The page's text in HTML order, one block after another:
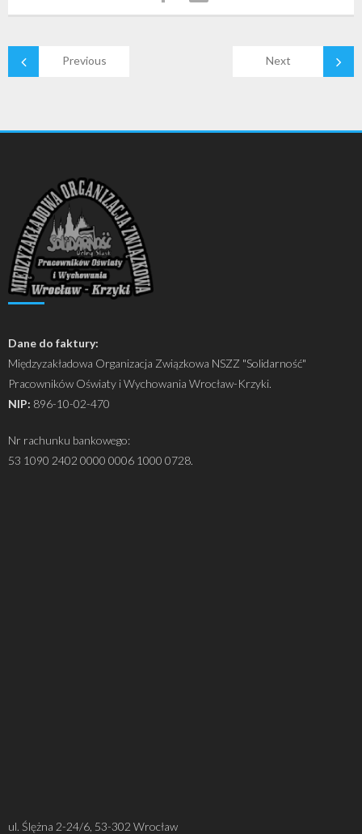
Previous Next
Dane do faktury:
Międzyzakładowa Organizacja Związkowa NSZZ "Solidarność"
Pracowników Oświaty i Wychowania Wrocław-Krzyki.
NIP: 896-10-02-470
Nr rachunku bankowego:
53 1090 2402 0000 0006 1000 0728.
ul. Ślężna 2-24/6, 53-302 Wrocław